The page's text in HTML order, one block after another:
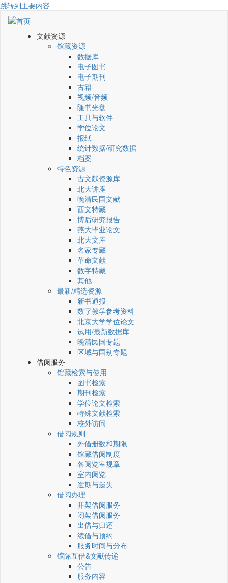
跳转到主要内容
文献资源
馆藏资源
数据库
电子图书
电子期刊
古籍
视频/音频
随书光盘
工具与软件
学位论文
报纸
统计数据/研究数据
档案
特色资源
古文献资源库
北大讲座
晚清民国文献
西文特藏
博后研究报告
燕大毕业论文
北大文库
名家专藏
革命文献
数字特藏
其他
最新/精选资源
新书通报
数字教学参考资料
北京大学学位论文
试用/最新数据库
晚清民国专题
区域与国别专题
借阅服务
馆藏检索与使用
图书检索
期刊检索
学位论文检索
特殊文献检索
校外访问
借阅规则
外借册数和期限
馆藏借阅制度
各阅览室规章
室内阅览
逾期与遗失
借阅办理
开架借阅服务
闭架借阅服务
出借与归还
续借与预约
服务时间与分布
馆际互借&文献传递
公告
服务内容